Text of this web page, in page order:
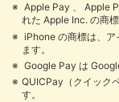
Apple Pay 、 Apple
れた Apple Inc. の商標
iPhone の商標は、ア
ます。
Google Pay は
QUICPay（クイック
す。